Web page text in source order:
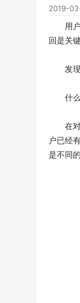
2019-
用
回是关
发
什
在
户已经
是不同